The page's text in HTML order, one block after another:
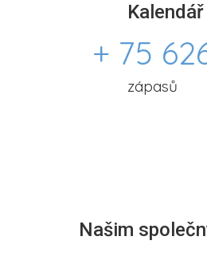
+ 75
zápasů
Našim